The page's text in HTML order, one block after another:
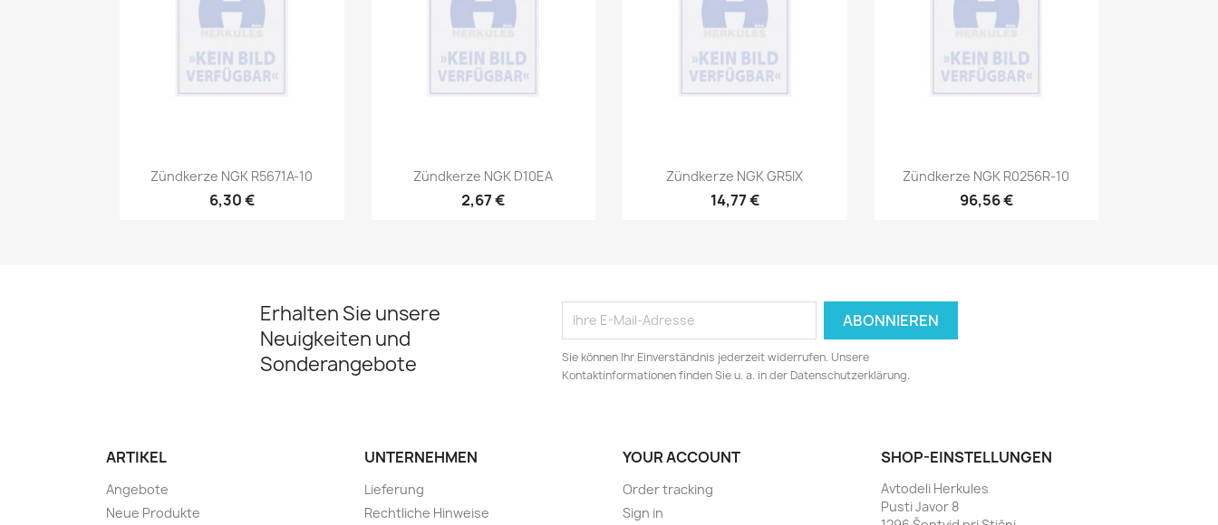
Vorschau
Zündkerze NGK R5671A-10
6,30 €
Vorschau
Zündkerze NGK D10EA
2,67 €
Vorschau
Zündkerze NGK GR5IX
14,77 €
Vorschau
Zündkerze NGK R0256R-10
96,56 €
Erhalten Sie unsere
Neuigkeiten und
Sonderangebote
Sie können Ihr Einverständnis jederzeit widerrufen. Unsere
Kontaktinformationen finden Sie u. a. in der Datenschutzerklärung.
ARTIKEL
Angebote
Neue Produkte
UNTERNEHMEN
Lieferung
Rechtliche Hinweise
YOUR ACCOUNT
Order tracking
Sign in
SHOP-EINSTELLUNGEN
Avtodeli Herkules
Pusti Javor 8